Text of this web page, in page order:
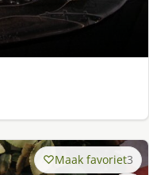
Maak favoriet3